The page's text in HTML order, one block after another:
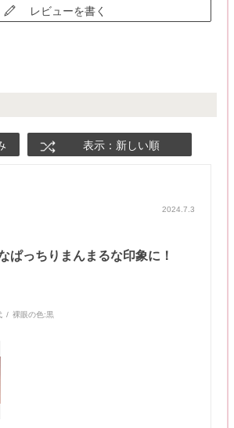
レビューを書く
表示：新しい順
2024.7.3
ぱっちりまんまるな印象に！
裸眼の色:黒